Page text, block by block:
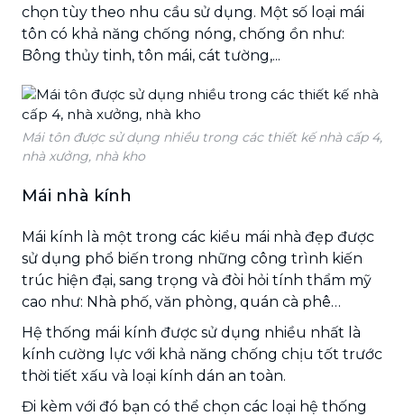
chọn tùy theo nhu cầu sử dụng. Một số loại mái
tôn có khả năng chống nóng, chống ồn như:
Bông thủy tinh, tôn mái, cát tường,...
Mái tôn được sử dụng nhiều trong các thiết kế nhà cấp 4,
nhà xưởng, nhà kho
Mái nhà kính
Mái kính là một trong các kiểu mái nhà đẹp được
sử dụng phổ biến trong những công trình kiến
trúc hiện đại, sang trọng và đòi hỏi tính thẩm mỹ
cao như: Nhà phố, văn phòng, quán cà phê…
Hệ thống mái kính được sử dụng nhiều nhất là
kính cường lực với khả năng chống chịu tốt trước
thời tiết xấu và loại kính dán an toàn.
Đi kèm với đó bạn có thể chọn các loại hệ thống